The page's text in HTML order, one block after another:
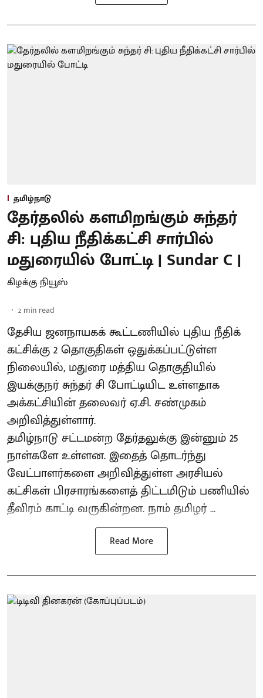
தமிழ்நாடு
தேர்தலில் களமிறங்கும் சுந்தர்
சி: புதிய நீதிக்கட்சி சார்பில்
மதுரையில் போட்டி | Sundar C |
கிழக்கு நியூஸ்
2 min read
தேசிய ஜனநாயகக் கூட்டணியில் புதிய நீதிக்
கட்சிக்கு 2 தொகுதிகள் ஒதுக்கப்பட்டுள்ள
நிலையில், மதுரை மத்திய தொகுதியில்
இயக்குநர் சுந்தர் சி போட்டியிட உள்ளதாக
அக்கட்சியின் தலைவர் ஏ.சி. சண்முகம்
அறிவித்துள்ளார்.
தமிழ்நாடு சட்டமன்ற தேர்தலுக்கு இன்னும் 25
நாள்களே உள்ளன. இதைத் தொடர்ந்து
வேட்பாளர்களை அறிவித்துள்ள அரசியல்
கட்சிகள் பிரசாரங்களைத் திட்டமிடும் பணியில்
தீவிரம் காட்டி வருகின்றன. நாம் தமிழர் ...
Read More